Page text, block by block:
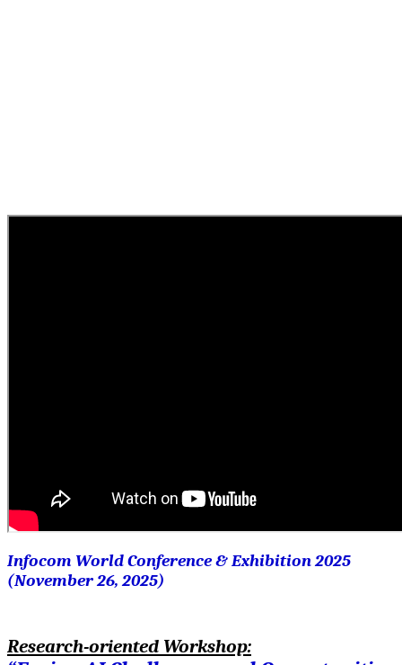
Infocom World Conference & Exhibition 2025
(November 26, 2025)
Research-oriented Workshop: